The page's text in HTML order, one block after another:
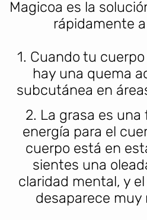
Magicoa es la
rápidamente
1. Cuando tu
hay una quema
subcutánea en
2. La grasa es
energía para el
cuerpo está en
sientes una
claridad mental, y
desaparece muy